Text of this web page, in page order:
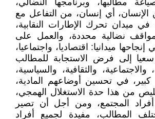
مطالبها، وبرنامجها النضالي،
أي إنسان، من التفاعل مع
في ميدان تحرك الإطارات النقابية،
نضالية محددة، والعمل على
ميدانيا: اقتصاديا، واجتماعيا،
سعيا إلى فرض الاستجابة للمطالب
والاجتماعية، والثقافية، والسياسية،
في تحسين أوضاعهم المادية،
من هذا حدة الاستغلال الهمجي،
المجتمع، ومن أجل أن تصير
المطالب، مفيدة لجميع أفراد